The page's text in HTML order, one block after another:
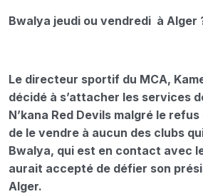
Bwalya jeudi ou vendredi à Alger
Le directeur sportif du MCA,
décidé à s’attacher les services
N’kana Red Devils malgré le
de le vendre à aucun des clubs
Bwalya, qui est en contact avec
aurait accepté de défier son
Alger.